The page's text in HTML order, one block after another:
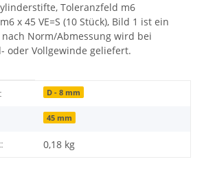
Toleranzfeld m6
x 45 VE=S (10 Stück), Bild 1 ist ein
Norm/Abmessung wird bei
oder Vollgewinde geliefert.
D - 8 mm
45 mm
0,18 kg